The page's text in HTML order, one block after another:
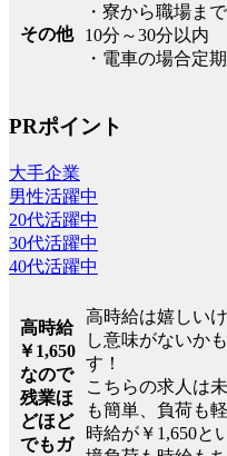
その他
・寮から職場ま
10分～30分以内
・電車の場合定
PRポイント
大手企業
男性活躍中
20代活躍中
30代活躍中
40代活躍中
高時給
￥1,650
なので
残業ほ
どほど
でもガ
高時給は嬉しい
し意味がないか
す！
こちらの求人は
も簡単、負荷も
時給が￥1,650と